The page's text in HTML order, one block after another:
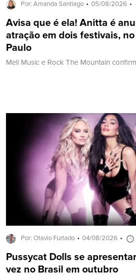
Por: Amanda Santiago 05/08/2026
Avisa que é ela! Anitta é
atração em dois festivais, no
Paulo
Meli Music e Rock The Mountain
Por: Otavio Furtado 04/08/2026
Pussycat Dolls se
vez no Brasil em outubro